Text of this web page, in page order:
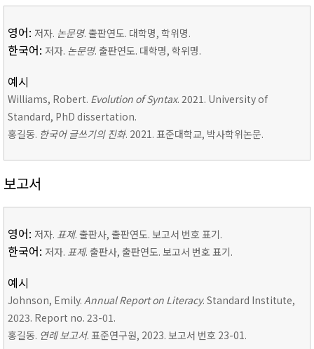
영어: 저자. 논문명. 출판연도. 대학명, 학위명.
한국어: 저자. 논문명. 출판연도. 대학명, 학위명.
예시
Williams, Robert. Evolution of Syntax. 2021. University of
Standard, PhD dissertation.
홍길동. 한국어 글쓰기의 진화. 2021. 표준대학교, 박사학위논문.
보고서
영어: 저자. 표제. 출판사, 출판연도. 보고서 번호 표기.
한국어: 저자. 표제. 출판사, 출판연도. 보고서 번호 표기.
예시
Johnson, Emily. Annual Report on Literacy. Standard Institute,
2023. Report no. 23-01.
홍길동. 연례 보고서. 표준연구원, 2023. 보고서 번호 23-01.